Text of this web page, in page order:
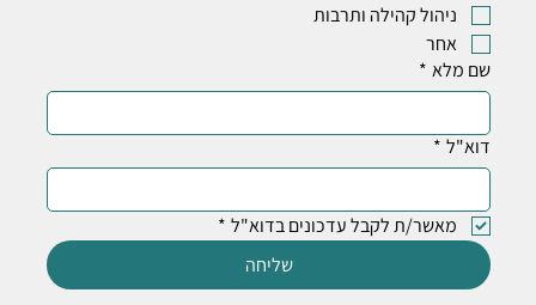
ניהול קהילה ותרבות
אחר
שם מלא *
דוא"ל *
מאשר/ת לקבל עדכונים בדוא"ל *
שליחה